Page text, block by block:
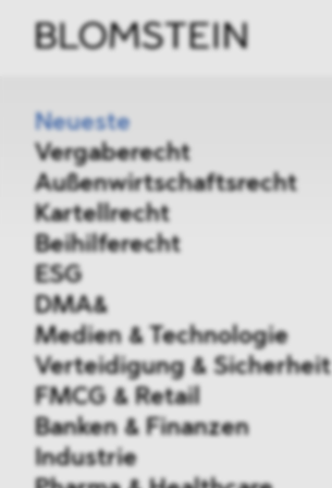
Neueste
Vergaberecht
Außenwirtschaftsrecht
Kartellrecht
Beihilferecht
ESG
DMA&
Medien & Technologie
Verteidigung & Sicherheit
FMCG & Retail
Banken & Finanzen
Industrie